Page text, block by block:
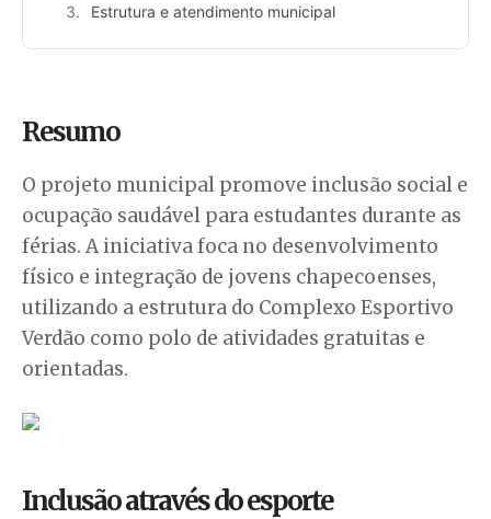
Estrutura e atendimento municipal
Resumo
O projeto municipal promove inclusão social e
ocupação saudável para estudantes durante as
férias. A iniciativa foca no desenvolvimento
físico e integração de jovens chapecoenses,
utilizando a estrutura do Complexo Esportivo
Verdão como polo de atividades gratuitas e
orientadas.
Inclusão através do esporte